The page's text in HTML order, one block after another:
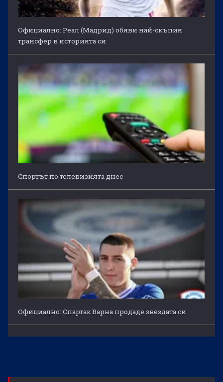
Официално: Реал (Мадрид) обяви най-скъпия
трансфер в историята си
Спортът по телевизията днес
Официално: Спартак Варна продаде звездата си